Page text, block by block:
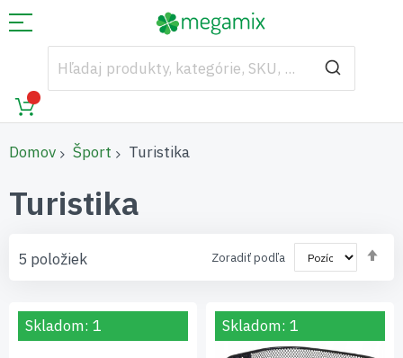
Domov Šport Turistika
Turistika
5 položiek Zoradiť podľa
Skladom: 1 Skladom: 1